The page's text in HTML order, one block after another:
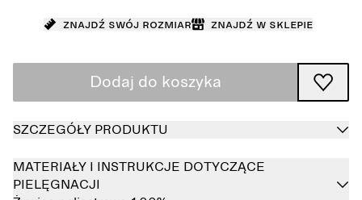
Znajdź swój rozmiar Znajdź w sklepie
Dodaj do koszyka
SZCZEGÓŁY PRODUKTU
MATERIAŁY I INSTRUKCJE DOTYCZĄCE
PIELĘGNACJI